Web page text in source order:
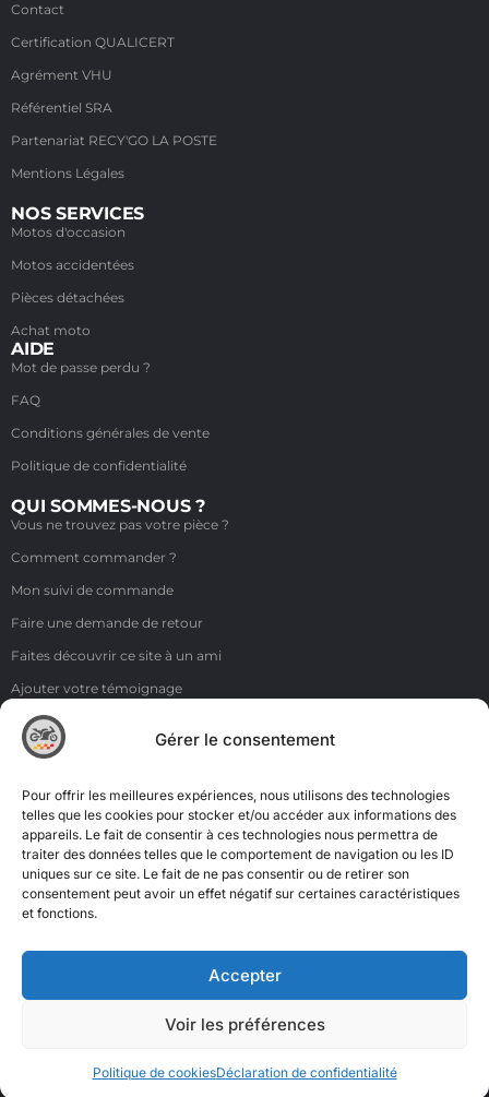
Gérer le consentement
Pour offrir les meilleures expériences, nous utilisons des technologies
telles que les cookies pour stocker et/ou accéder aux informations des
appareils. Le fait de consentir à ces technologies nous permettra de
traiter des données telles que le comportement de navigation ou les ID
uniques sur ce site. Le fait de ne pas consentir ou de retirer son
consentement peut avoir un effet négatif sur certaines caractéristiques
et fonctions.
Accepter
Voir les préférences
Politique de cookiesDéclaration de confidentialité
Contact
Certification QUALICERT
Agrément VHU
Référentiel SRA
Partenariat RECY'GO LA POSTE
Mentions Légales
NOS SERVICES
Motos d'occasion
Motos accidentées
Pièces détachées
Achat moto
AIDE
Mot de passe perdu ?
FAQ
Conditions générales de vente
Politique de confidentialité
QUI SOMMES-NOUS ?
Vous ne trouvez pas votre pièce ?
Comment commander ?
Mon suivi de commande
Faire une demande de retour
Faites découvrir ce site à un ami
Ajouter votre témoignage
Voir tous les témoignages
Liens
NOS COORDONNÉES
ZI de la Moinerie - 8 rue du Roussillon 91220 Bretigny sur Orge
Email: contact@accimoto.com
Standard : +33(0)1 69 88 16 16